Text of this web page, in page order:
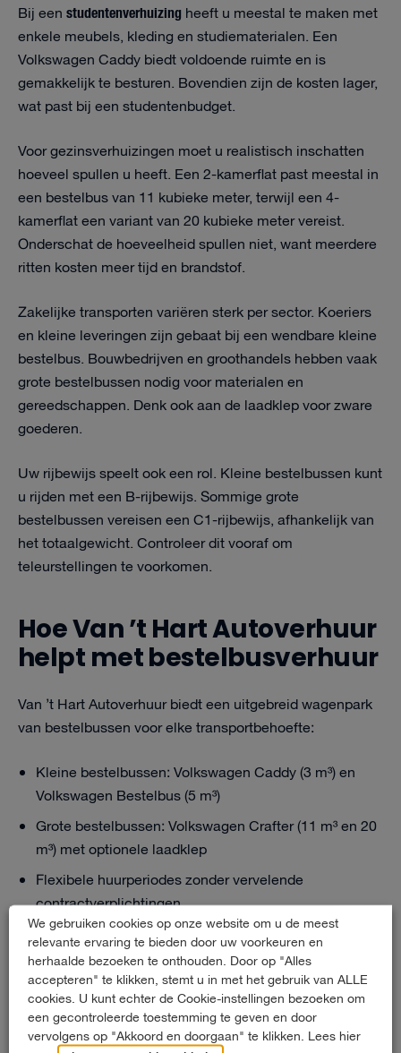
Bij een studentenverhuizing heeft u meestal te maken met
enkele meubels, kleding en studiematerialen. Een
Volkswagen Caddy biedt voldoende ruimte en is
gemakkelijk te besturen. Bovendien zijn de kosten lager,
wat past bij een studentenbudget.
Voor gezinsverhuizingen moet u realistisch inschatten
hoeveel spullen u heeft. Een 2-kamerflat past meestal in
een bestelbus van 11 kubieke meter, terwijl een 4-
kamerflat een variant van 20 kubieke meter vereist.
Onderschat de hoeveelheid spullen niet, want meerdere
ritten kosten meer tijd en brandstof.
Zakelijke transporten variëren sterk per sector. Koeriers
en kleine leveringen zijn gebaat bij een wendbare kleine
bestelbus. Bouwbedrijven en groothandels hebben vaak
grote bestelbussen nodig voor materialen en
gereedschappen. Denk ook aan de laadklep voor zware
goederen.
Uw rijbewijs speelt ook een rol. Kleine bestelbussen kunt
u rijden met een B-rijbewijs. Sommige grote
bestelbussen vereisen een C1-rijbewijs, afhankelijk van
het totaalgewicht. Controleer dit vooraf om
teleurstellingen te voorkomen.
Hoe Van ’t Hart Autoverhuur
helpt met bestelbusverhuur
Van ’t Hart Autoverhuur biedt een uitgebreid wagenpark
van bestelbussen voor elke transportbehoefte:
Kleine bestelbussen: Volkswagen Caddy (3 m³) en
Volkswagen Bestelbus (5 m³)
Grote bestelbussen: Volkswagen Crafter (11 m³ en 20
m³) met optionele laadklep
Flexibele huurperiodes zonder vervelende
contractverplichtingen
Professioneel onderhoud door eigen gecertificeerde
monteurs
24/7 bereikbaarheid voor noodgevallen via 010 – 452
03 33
Gratis shuttleservice vanaf metrostation Rodenrijs
We gebruiken cookies op onze website om u de meest
relevante ervaring te bieden door uw voorkeuren en
herhaalde bezoeken te onthouden. Door op "Alles
accepteren" te klikken, stemt u in met het gebruik van ALLE
cookies. U kunt echter de Cookie-instellingen bezoeken om
een gecontroleerde toestemming te geven en door
vervolgens op "Akkoord en doorgaan" te klikken. Lees hier